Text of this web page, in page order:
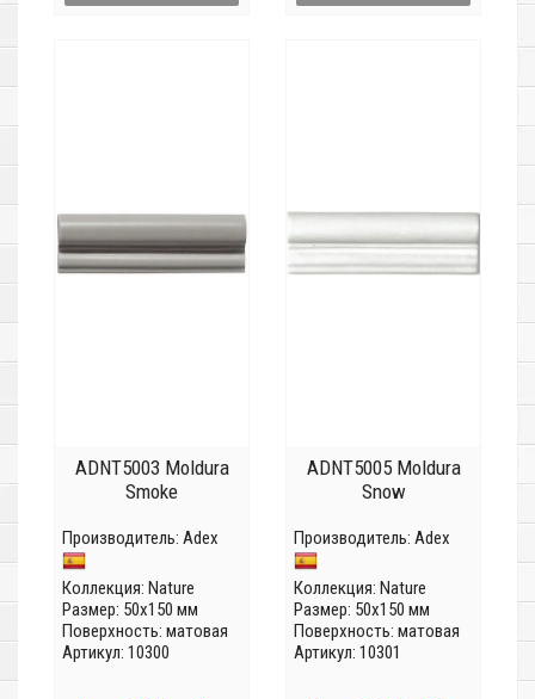
ADNT5003 Moldura
Smoke
Производитель: Adex
Коллекция: Nature
Размер: 50x150 мм
Поверхность: матовая
Артикул: 10300
ADNT5005 Moldura
Snow
Производитель: Adex
Коллекция: Nature
Размер: 50x150 мм
Поверхность: матовая
Артикул: 10301